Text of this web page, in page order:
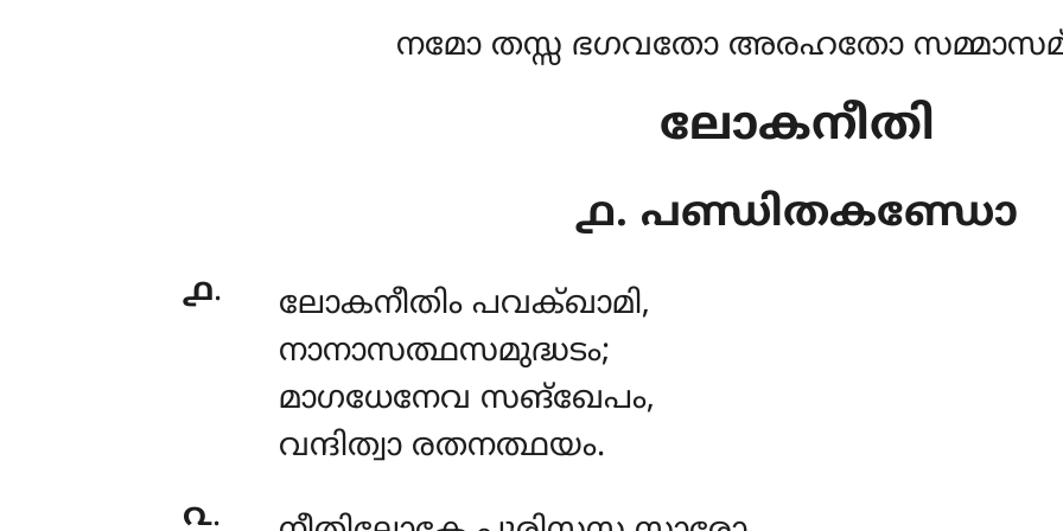
നമോ തസ്സ ഭഗവതോ അരഹതോ
ലോകനീതി
൧. പണ്ഡിതകണ്ഡോ
൧. ലോകനീതിം പവക്ഖാമി,
നാനാസത്ഥസമുദ്ധടം;
മാഗധേനേവ സങ്ഖേപം,
വന്ദിത്വാ രതനത്ഥയം.
൨.